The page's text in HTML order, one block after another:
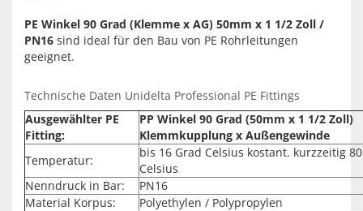
PE Winkel 90 Grad (Klemme x AG) 50mm x 1 1/2 Zoll /
PN16 sind ideal für den Bau von PE Rohrleitungen
geeignet.
Technische Daten Unidelta Professional PE Fittings
Ausgewählter PE
Fitting:
PP Winkel 90 Grad (50mm x 1 1/2 Zoll)
Klemmkupplung x Außengewinde
Temperatur:
bis 16 Grad Celsius kostant. kurzzeitig
Celsius
Nenndruck in Bar:
PN16
Material Korpus:
Polyethylen / Polypropylen